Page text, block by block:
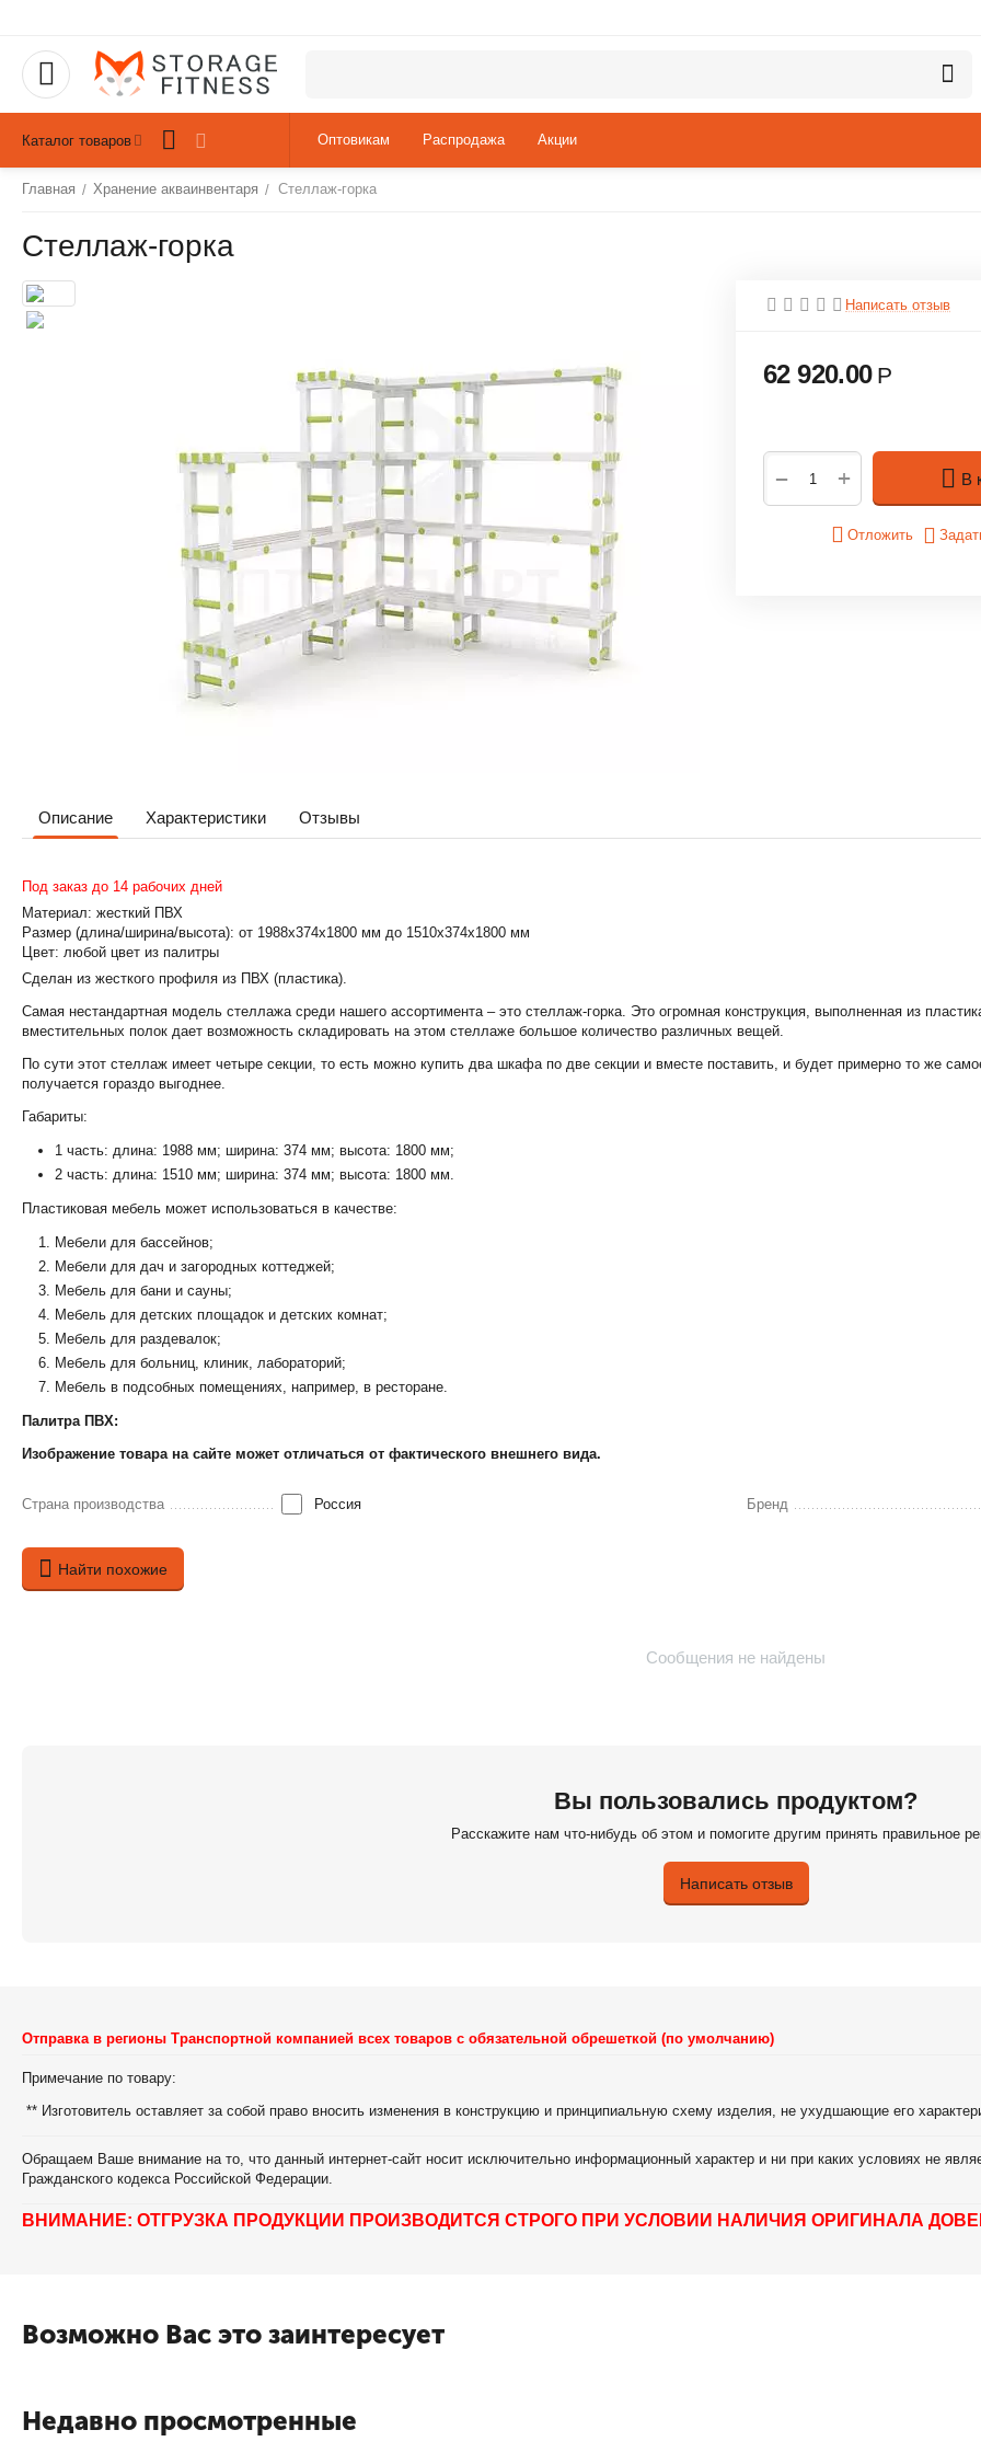
Каталог товаров Оптовикам Распродажа Акции
Главная / Хранение акваинвентаря / Стеллаж-горка
Стеллаж-горка
Написать отзыв
62 920.00 Р
+
− В
Отложить
Описание Характеристики Отзывы
Под заказ до 14 рабочих дней
Материал: жесткий ПВХ
Размер (длина/ширина/высота): от 1988х374х1800 мм до 1510х374х1800 мм
Цвет: любой цвет из палитры
Сделан из жесткого профиля из ПВХ (пластика).
Самая нестандартная модель стеллажа среди нашего ассортимента – это стеллаж-горка. Это огромная конструкция, выполненная из
вместительных полок дает возможность складировать на этом стеллаже большое количество различных вещей.
По сути этот стеллаж имеет четыре секции, то есть можно купить два шкафа по две секции и вместе поставить, и будет примерно то же
получается гораздо выгоднее.
Габариты:
1 часть: длина: 1988 мм; ширина: 374 мм; высота: 1800 мм;
2 часть: длина: 1510 мм; ширина: 374 мм; высота: 1800 мм.
Пластиковая мебель может использоваться в качестве:
Мебели для бассейнов;
Мебели для дач и загородных коттеджей;
Мебель для бани и сауны;
Мебель для детских площадок и детских комнат;
Мебель для раздевалок;
Мебель для больниц, клиник, лабораторий;
Мебель в подсобных помещениях, например, в ресторане.
Палитра ПВХ:
Изображение товара на сайте может отличаться от фактического внешнего вида.
Страна производства Россия Бренд
Найти похожие
Сообщения не найдены
Вы пользовались продуктом?
Расскажите нам что-нибудь об этом и помогите другим принять правильное
Написать отзыв
Отправка в регионы Транспортной компанией всех товаров с обязательной обрешеткой (по умолчанию)
Примечание по товару:
** Изготовитель оставляет за собой право вносить изменения в конструкцию и принципиальную схему изделия, не ухудшающие его
Обращаем Ваше внимание на то, что данный интернет-сайт носит исключительно информационный характер и ни при каких условиях не
Гражданского кодекса Российской Федерации.
ВНИМАНИЕ: ОТГРУЗКА ПРОДУКЦИИ ПРОИЗВОДИТСЯ СТРОГО ПРИ УСЛОВИИ НАЛИЧИЯ ОРИГИНАЛА
Возможно Вас это заинтересует
Недавно просмотренные